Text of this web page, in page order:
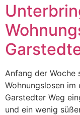
Anfang der
Wohnungslosen im
Garstedter Weg
und ein wenig